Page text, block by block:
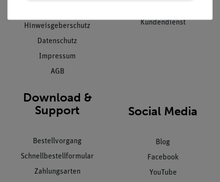
Hinweisgeberschutz
Datenschutz
Impressum
AGB
Kundendienst
Download &
Support
Bestellvorgang
Schnellbestellformular
Zahlungsarten
Social Media
Blog
Facebook
YouTube